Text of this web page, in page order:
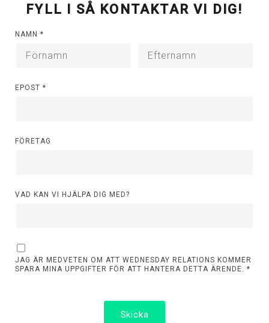
FYLL I SÅ KONTAKTAR VI DIG!
NAMN *
EPOST *
FÖRETAG
VAD KAN VI HJÄLPA DIG MED?
JAG ÄR MEDVETEN OM ATT WEDNESDAY RELATIONS KOMMER
SPARA MINA UPPGIFTER FÖR ATT HANTERA DETTA ÄRENDE. *